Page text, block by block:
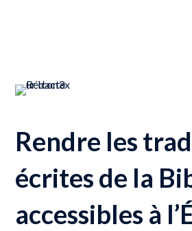
Rendre les
écrites de la
accessibles à